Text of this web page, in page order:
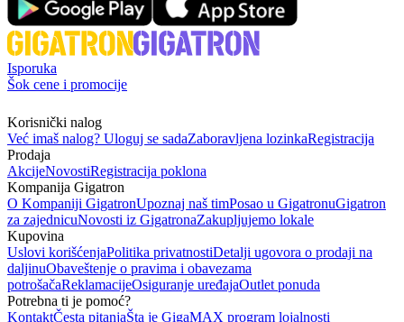
Isporuka
Šok cene i promocije
Korisnički nalog
Već imaš nalog? Uloguj se sadaZaboravljena lozinkaRegistracija
Prodaja
AkcijeNovostiRegistracija poklona
Kompanija Gigatron
O Kompaniji GigatronUpoznaj naš timPosao u GigatronuGigatron
za zajednicuNovosti iz GigatronaZakupljujemo lokale
Kupovina
Uslovi korišćenjaPolitika privatnostiDetalji ugovora o prodaji na
daljinuObaveštenje o pravima i obavezama
potrošačaReklamacijeOsiguranje uređajaOutlet ponuda
Potrebna ti je pomoć?
KontaktČesta pitanjaŠta je GigaMAX program lojalnosti